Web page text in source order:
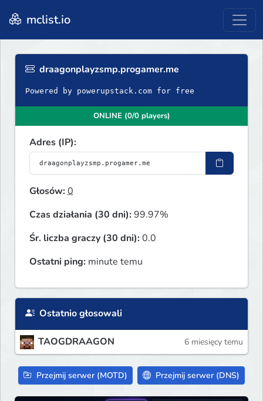
mclist.io
draagonplayzsmp.progamer.me
Powered by powerupstack.com for free
ONLINE (0/0 players)
Adres (IP):
Głosów:0
Czas działania (30 dni):99.97%
Śr. liczba graczy (30 dni):0.0
Ostatni ping: minute temu
Ostatnio głosowali
TAOGDRAAGON 6 miesięcy temu
Przejmij serwer (MOTD) Przejmij serwer (DNS)